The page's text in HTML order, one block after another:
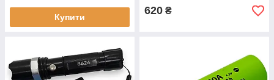
Купити
620 ₴